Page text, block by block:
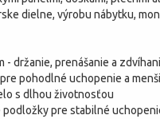
dielne, výrobu nábytku,
- držanie, prenášanie a
pohodlné uchopenie a
s dlhou životnosťou
podložky pre stabilné